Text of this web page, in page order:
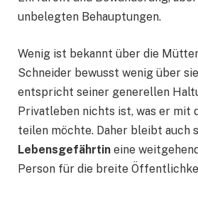
unbelegten Behauptungen.
Wenig ist bekannt über die
Schneider bewusst wenig über
entspricht seiner generellen
Privatleben nichts ist, was er mit
teilen möchte. Daher bleibt auch
Lebensgefährtin eine
Person für die breite